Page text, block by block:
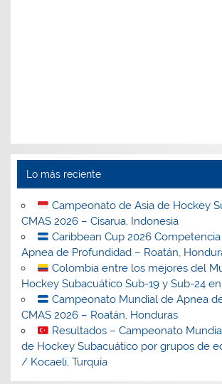
Lo más reciente
Campeonato de Asia de Hockey
CMAS 2026 – Cisarua, Indonesia
Caribbean Cup 2026
Apnea de Profundidad – Roatán,
Colombia entre los mejores del
Hockey Subacuático Sub-19 y Sub-24
Campeonato Mundial de Apnea
CMAS 2026 – Roatán, Honduras
Resultados – Campeonato
de Hockey Subacuático por grupos de
/ Kocaeli, Turquía